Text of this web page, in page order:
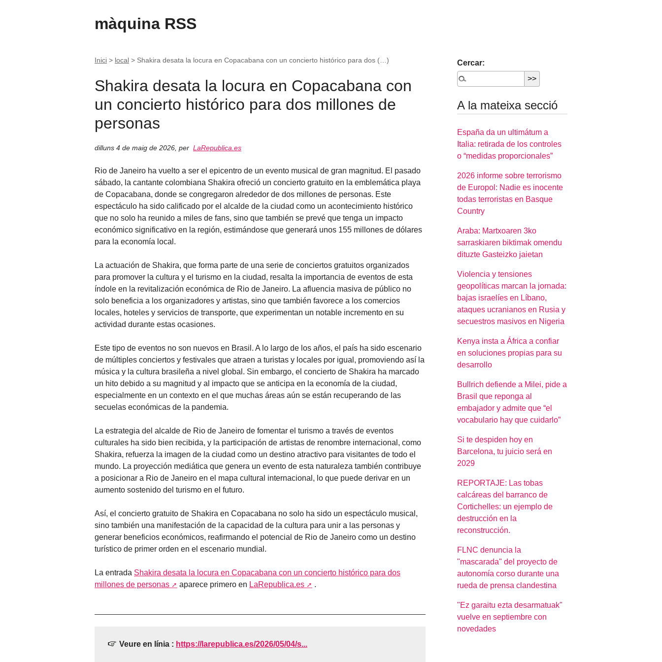
màquina RSS
Inici > local > Shakira desata la locura en Copacabana con un concierto histórico para dos (…)
Shakira desata la locura en Copacabana con
un concierto histórico para dos millones de
personas
dilluns 4 de maig de 2026 per LaRepublica.es
Rio de Janeiro ha vuelto a ser el epicentro de un evento musical de gran magnitud. El pasado
sábado, la cantante colombiana Shakira ofreció un concierto gratuito en la emblemática playa
de Copacabana, donde se congregaron alrededor de dos millones de personas. Este
espectáculo ha sido calificado por el alcalde de la ciudad como un acontecimiento histórico
que no solo ha reunido a miles de fans, sino que también se prevé que tenga un impacto
económico significativo en la región, estimándose que generará unos 155 millones de dólares
para la economía local.
La actuación de Shakira, que forma parte de una serie de conciertos gratuitos organizados
para promover la cultura y el turismo en la ciudad, resalta la importancia de eventos de esta
índole en la revitalización económica de Rio de Janeiro. La afluencia masiva de público no
solo beneficia a los organizadores y artistas, sino que también favorece a los comercios
locales, hoteles y servicios de transporte, que experimentan un notable incremento en su
actividad durante estas ocasiones.
Este tipo de eventos no son nuevos en Brasil. A lo largo de los años, el país ha sido escenario
de múltiples conciertos y festivales que atraen a turistas y locales por igual, promoviendo así la
música y la cultura brasileña a nivel global. Sin embargo, el concierto de Shakira ha marcado
un hito debido a su magnitud y al impacto que se anticipa en la economía de la ciudad,
especialmente en un contexto en el que muchas áreas aún se están recuperando de las
secuelas económicas de la pandemia.
La estrategia del alcalde de Rio de Janeiro de fomentar el turismo a través de eventos
culturales ha sido bien recibida, y la participación de artistas de renombre internacional, como
Shakira, refuerza la imagen de la ciudad como un destino atractivo para visitantes de todo el
mundo. La proyección mediática que genera un evento de esta naturaleza también contribuye
a posicionar a Rio de Janeiro en el mapa cultural internacional, lo que puede derivar en un
aumento sostenido del turismo en el futuro.
Así, el concierto gratuito de Shakira en Copacabana no solo ha sido un espectáculo musical,
sino también una manifestación de la capacidad de la cultura para unir a las personas y
generar beneficios económicos, reafirmando el potencial de Rio de Janeiro como un destino
turístico de primer orden en el escenario mundial.
La entrada Shakira desata la locura en Copacabana con un concierto histórico para dos
millones de personas
aparece primero en LaRepublica.es .
Veure en línia : https://larepublica.es/2026/05/04/s...
Cercar:
A la mateixa secció
España da un ultimátum a
Italia: retirada de los controles
o “medidas proporcionales”
2026 informe sobre terrorismo
de Europol: Nadie es inocente
todas terroristas en Basque
Country
Araba: Martxoaren 3ko
sarraskiaren biktimak omendu
dituzte Gasteizko jaietan
Violencia y tensiones
geopolíticas marcan la jornada:
bajas israelíes en Líbano,
ataques ucranianos en Rusia y
secuestros masivos en Nigeria
Kenya insta a África a confiar
en soluciones propias para su
desarrollo
Bullrich defiende a Milei, pide a
Brasil que reponga al
embajador y admite que “el
vocabulario hay que cuidarlo”
Si te despiden hoy en
Barcelona, tu juicio será en
2029
REPORTAJE: Las tobas
calcáreas del barranco de
Cortichelles: un ejemplo de
destrucción en la
reconstrucción.
FLNC denuncia la
"mascarada" del proyecto de
autonomía corso durante una
rueda de prensa clandestina
"Ez garaitu ezta desarmatuak"
vuelve en septiembre con
novedades